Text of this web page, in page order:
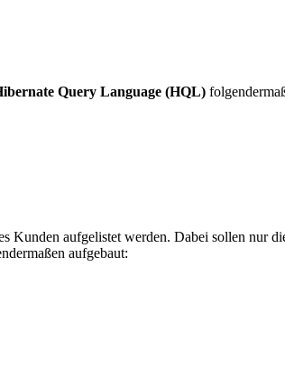
Query Language (HQL)
Kunden aufgelistet werden. Dabei sollen nur
aufgebaut: